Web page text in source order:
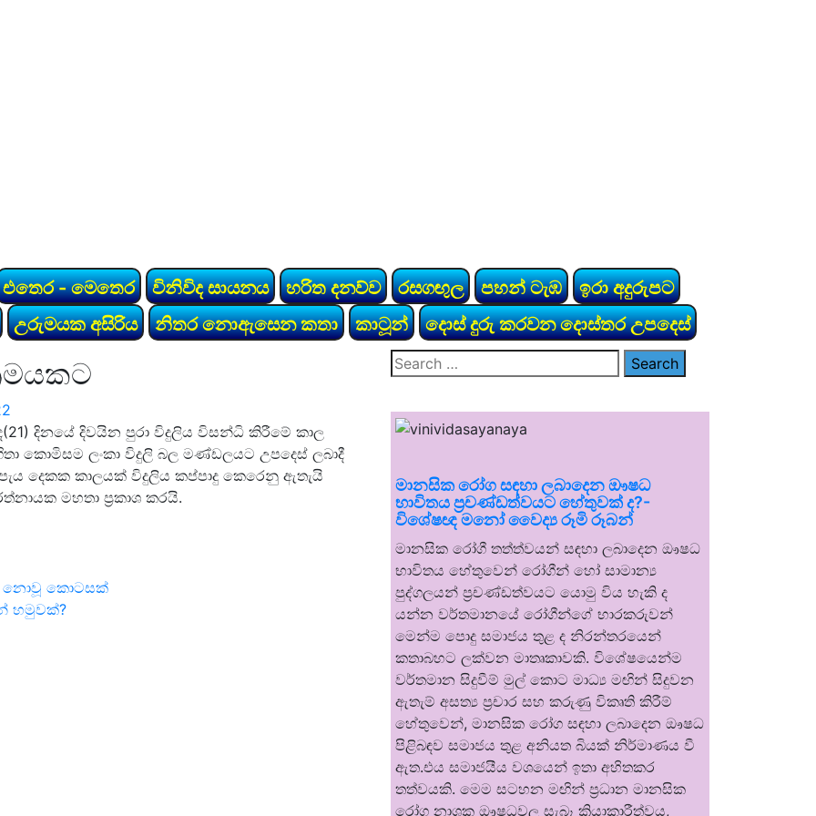
එතෙර - මෙතෙර විනිවිද සායනය හරිත දනව්ව රසගඟුල පහන් ටැඹ
ඉරා අදුරුපට
උරුමයක අසිරිය නිතර නොඇසෙන කතා කාටූන් දොස් දුරු කරවන දොස්තර උපදෙස්
දිනයේ දිවයින පුරා විදුලිය විසන්ධි කිරීමේ කාල
ලංකා විදුලි බල මණ්ඩලයට උපදෙස් ලබාදී
දෙකක කාලයක් විදුලිය කප්පාදු කෙරෙනු ඇතැයි
මහතා ප්‍රකාශ කරයි.
නොවූ කොටසක්
හමුවක්?
Search
for:
මානසික රෝග සඳහා ලබාදෙන ඖෂධ
භාවිතය ප්‍රචණ්ඩත්වයට හේතුවක් ද?-
විශේෂඥ මනෝ වෛද්‍ය රූමි රූබන්
මානසික රෝගී තත්ත්වයන් සඳහා ලබාදෙන ඖෂධ
භාවිතය හේතුවෙන් රෝගීන් හෝ සාමාන්‍ය
පුද්ගලයන් ප්‍රචණ්ඩත්වයට යොමු විය හැකි ද
යන්න වර්තමානයේ රෝගීන්ගේ භාරකරුවන්
මෙන්ම පොදු සමාජය තුළ ද නිරන්තරයෙන්
කතාබහට ලක්වන මාතෘකාවකි. විශේෂයෙන්ම
වර්තමාන සිදුවීම් මුල් කොට මාධ්‍ය මඟින් සිදුවන
ඇතැම් අසත්‍ය ප්‍රචාර සහ කරුණු විකෘති කිරීම්
හේතුවෙන්, මානසික රෝග සඳහා ලබාදෙන ඖෂධ
පිළිබඳව සමාජය තුළ අනියත බියක් නිර්මාණය වී
ඇත.එය සමාජයීය වශයෙන් ඉතා අහිතකර
තත්වයකි. මෙම සටහන මඟින් ප්‍රධාන මානසික
රෝග නාශක ඖෂධවල සැබෑ ක්‍රියාකාරීත්වය,